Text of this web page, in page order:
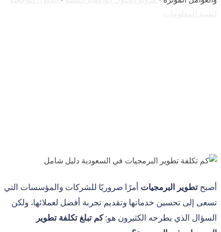
أصبح تطوير البرمجيات أمرًا ضروريًا للشركات والمؤسسات التي
تسعى إلى تحسين خدماتها وتقديم تجربة أفضل لعملائها، ولكن
السؤال الذي يطرحه الكثيرون هو:كم تبلغ تكلفة تطوير